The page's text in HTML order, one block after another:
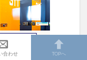
合わせ TOPへ